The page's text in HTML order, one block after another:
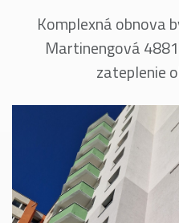
Komplexná obnova
Martinengová
zateplenie